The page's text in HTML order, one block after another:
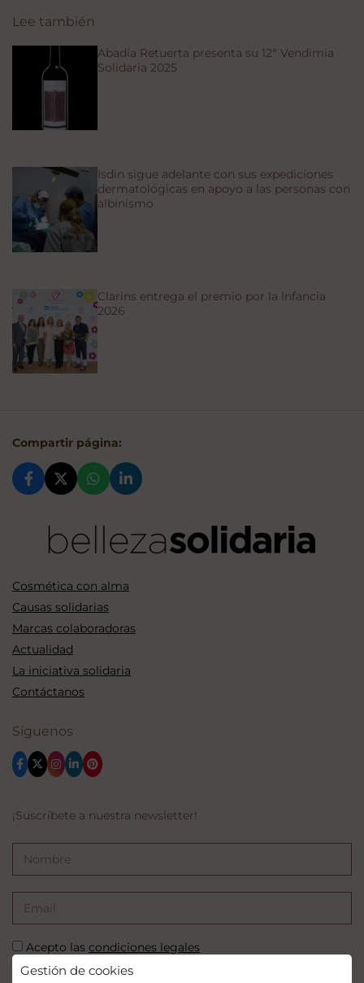
Gestión de cookies
Lee también
Abadía Retuerta presenta su 12ª Vendimia
Solidaria 2025
Isdin sigue adelante con sus expediciones
dermatológicas en apoyo a las personas con
albinismo
Clarins entrega el premio por la Infancia
2026
Compartir página:
Cosmética con alma
Causas solidarias
Marcas colaboradoras
Actualidad
La iniciativa solidaria
Contáctanos
Síguenos
¡Suscríbete a nuestra newsletter!
Acepto las condiciones legales